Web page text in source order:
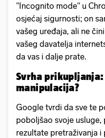
"Incognito mode" u
osjećaj sigurnosti; on
vašeg uređaja, ali ne
vašeg davatelja
da vas i dalje prate.
Svrha
manipulacija?
Google tvrdi da sve te
poboljšao svoje
rezultate pretraživanja i